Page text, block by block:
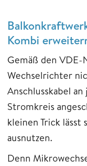
Kombi
Gemäß den
Wechselrichter
Anschlusskabel
Stromkreis
kleinen Trick lässt
ausnutzen.
Denn